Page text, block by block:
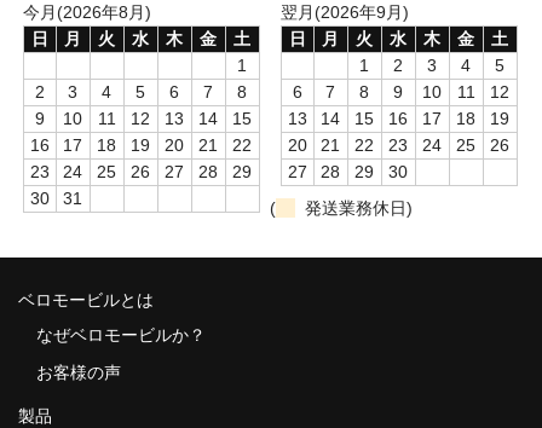
今月(2026年8月)
日
月 火 水 木 金
土
1
2
3 4 5 6 7
8
9
10 11 12 13 14
15
16
17 18 19 20 21
22
23
24 25 26 27 28
29
30
31
翌月(2026年9月)
日
月 火 水 木 金
土
1
2 3 4
5
6
7 8 9 10 11
12
13
14 15 16 17 18
19
20
21 22 23 24 25
26
27
28 29
30
(
発送業務休日)
ベロモービルとは
なぜベロモービルか？
お客様の声
製品